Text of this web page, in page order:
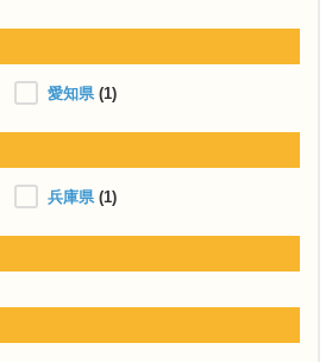
愛知県 (1)
兵庫県 (1)